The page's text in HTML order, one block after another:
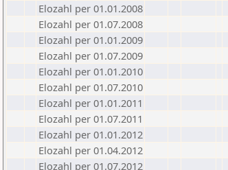
Elozahl per 01.01.2008
Elozahl per 01.07.2008
Elozahl per 01.01.2009
Elozahl per 01.07.2009
Elozahl per 01.01.2010
Elozahl per 01.07.2010
Elozahl per 01.01.2011
Elozahl per 01.07.2011
Elozahl per 01.01.2012
Elozahl per 01.04.2012
Elozahl per 01.07.2012